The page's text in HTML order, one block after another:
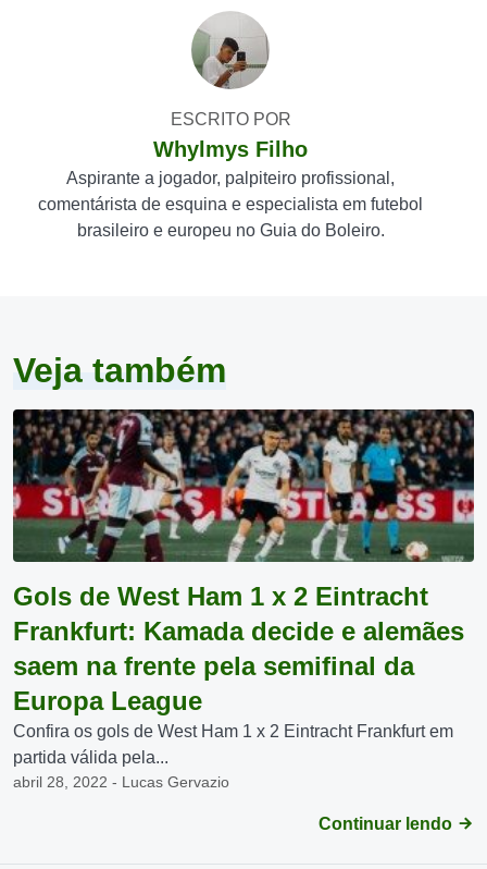
ESCRITO POR
Whylmys Filho
Aspirante a jogador, palpiteiro profissional,
comentárista de esquina e especialista em futebol
brasileiro e europeu no Guia do Boleiro.
Veja também
Gols de West Ham 1 x 2 Eintracht
Frankfurt: Kamada decide e alemães
saem na frente pela semifinal da
Europa League
Confira os gols de West Ham 1 x 2 Eintracht Frankfurt em
partida válida pela...
abril 28, 2022 - Lucas Gervazio
Continuar lendo